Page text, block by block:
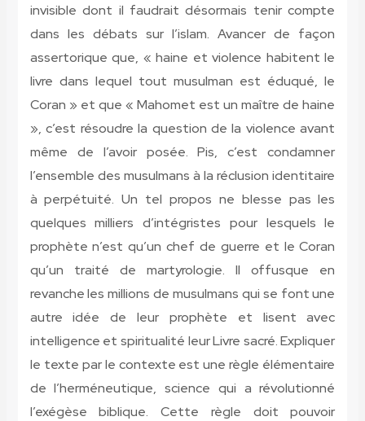
invisible dont il faudrait désormais tenir compte
dans les débats sur l’islam. Avancer de façon
assertorique que, « haine et violence habitent le
livre dans lequel tout musulman est éduqué, le
Coran » et que « Mahomet est un maître de haine
», c’est résoudre la question de la violence avant
même de l’avoir posée. Pis, c’est condamner
l’ensemble des musulmans à la réclusion identitaire
à perpétuité. Un tel propos ne blesse pas les
quelques milliers d’intégristes pour lesquels le
prophète n’est qu’un chef de guerre et le Coran
qu’un traité de martyrologie. Il offusque en
revanche les millions de musulmans qui se font une
autre idée de leur prophète et lisent avec
intelligence et spiritualité leur Livre sacré. Expliquer
le texte par le contexte est une règle élémentaire
de l’herméneutique, science qui a révolutionné
l’exégèse biblique. Cette règle doit pouvoir